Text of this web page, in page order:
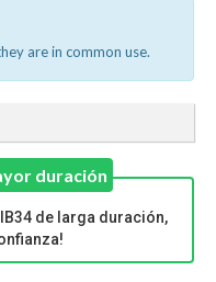
are in common use.
duración
de larga duración,